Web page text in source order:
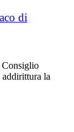
di
Consiglio
la